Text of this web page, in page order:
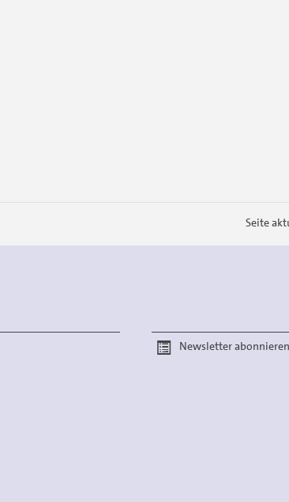
Seite
Newsletter abonnieren